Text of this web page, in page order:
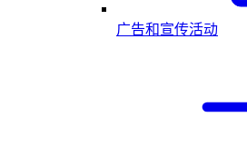
广告和宣传活动